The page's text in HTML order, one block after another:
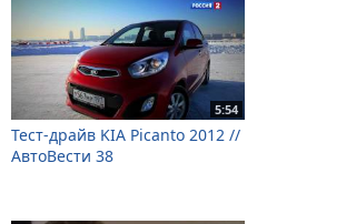
5:54
Тест-драйв KIA Picanto 2012 //
АвтоВести 38